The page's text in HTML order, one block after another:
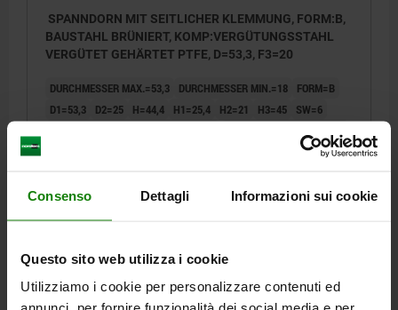
Consenso Dettagli Informazioni sui cookie
Questo sito web utilizza i cookie
Utilizziamo i cookie per personalizzare contenuti ed
SPANNDORN MIT SEITLICHER KLEMMUNG, FORM:B,
BAUSTAHL BRÜNIERT, KOMP:VERGÜTUNGSSTAHL
VERGÜTET GEHÄRTET PTFE, D=53,3, F3=20
DURCHMESSER MAX.=53,3 DURCHMESSER MIN.=18
FORM=B
D1=53,3
D2=25 H=44,4 H1=25,4 H2=21 H3=45
SW=6
SPANNKRAFT MAX. KN=20
344,36 €
FORMEN